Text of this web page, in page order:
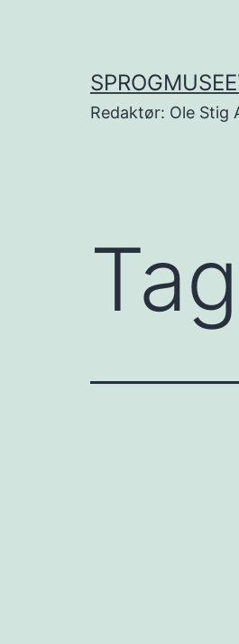
Redaktør: Ole Stig